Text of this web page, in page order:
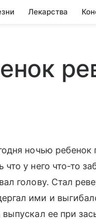
Лекарства
ночью ребенок
у него что-то
голову. Стал
ими и
ее при